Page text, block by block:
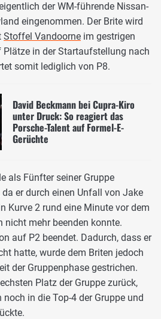
der WM-führende Nissan-
eingenommen. Der Brite wird
Stoffel Vandoorne im gestrigen
Plätze in der Startaufstellung nach
somit lediglich von P8.
David Beckmann bei Cupra-Kiro
unter Druck: So reagiert das
Porsche-Talent auf Formel-E-
Gerüchte
als Fünfter seiner Gruppe
er durch einen Unfall von Jake
Kurve 2 rund eine Minute vor dem
nicht mehr beenden konnte.
auf P2 beendet. Dadurch, dass er
hatte, wurde dem Briten jedoch
der Gruppenphase gestrichen.
Platz der Gruppe zurück,
in die Top-4 der Gruppe und